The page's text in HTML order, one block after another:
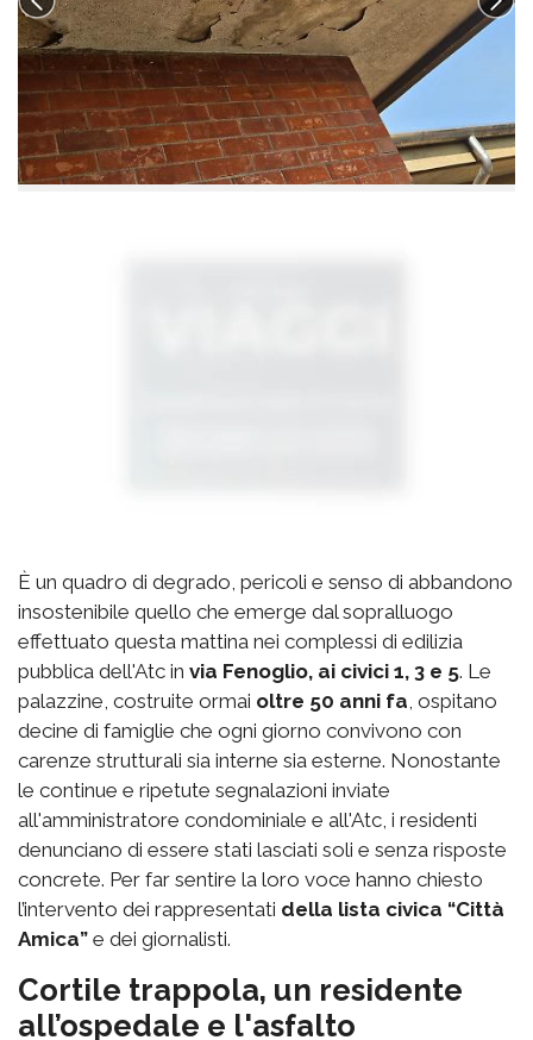
È un quadro di degrado, pericoli e senso di abbandono
insostenibile quello che emerge dal sopralluogo
effettuato questa mattina nei complessi di edilizia
pubblica dell'Atc in via Fenoglio, ai civici 1, 3 e 5. Le
palazzine, costruite ormai oltre 50 anni fa , ospitano
decine di famiglie che ogni giorno convivono con
carenze strutturali sia interne sia esterne. Nonostante
le continue e ripetute segnalazioni inviate
all'amministratore condominiale e all'Atc, i residenti
denunciano di essere stati lasciati soli e senza risposte
concrete. Per far sentire la loro voce hanno chiesto
l’intervento dei rappresentati della lista civica “Città
Amica” e dei giornalisti.
Cortile trappola, un residente
all’ospedale e l'asfalto